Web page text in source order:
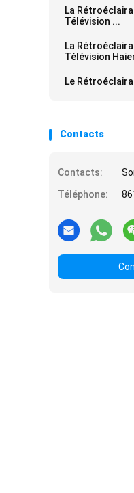
La
Télévision ...
La
Télévision
Le
Contacts
Contacts:
Téléphone: